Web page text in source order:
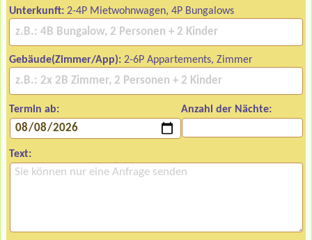
Unterkunft: 2-4P Mietwohnwagen, 4P Bungalows
Gebäude(Zimmer/App): 2-6P Appartements, Zimmer
Termin ab: Anzahl der Nächte:
Text: